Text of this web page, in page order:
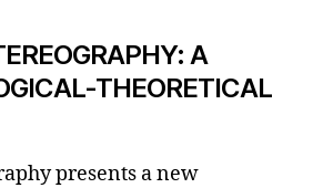
A
THEORETICAL
presents a new